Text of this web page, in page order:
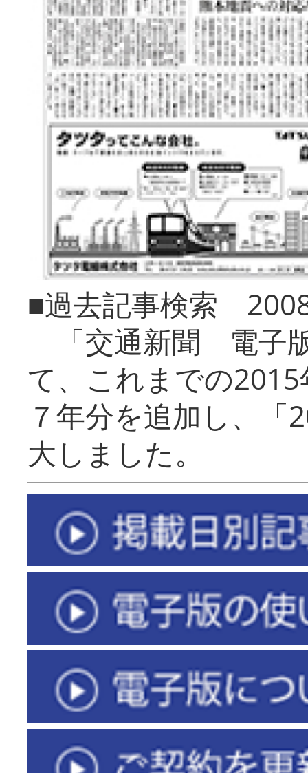
■過去記事検索
「交通新聞 電子
て、これまでの
７年分を追加し、「
大しまし